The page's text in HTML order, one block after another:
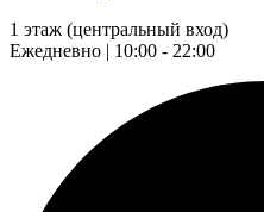
1 этаж (центральный вход)
Ежедневно | 10:00 - 22:00